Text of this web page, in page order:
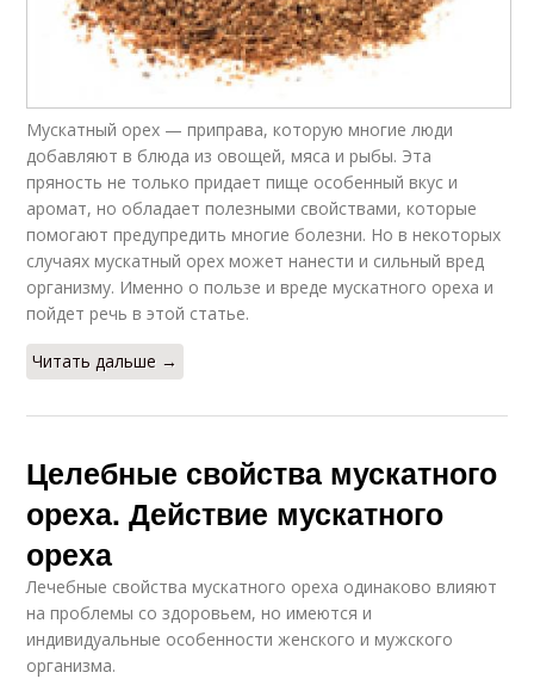
Мускатный орех — приправа, которую многие люди
добавляют в блюда из овощей, мяса и рыбы. Эта
пряность не только придает пище особенный вкус и
аромат, но обладает полезными свойствами, которые
помогают предупредить многие болезни. Но в некоторых
случаях мускатный орех может нанести и сильный вред
организму. Именно о пользе и вреде мускатного ореха и
пойдет речь в этой статье.
Читать дальше →
Целебные свойства мускатного
ореха. Действие мускатного
ореха
Лечебные свойства мускатного ореха одинаково влияют
на проблемы со здоровьем, но имеются и
индивидуальные особенности женского и мужского
организма.